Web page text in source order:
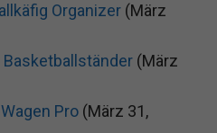
Organizer (März
Basketballständer (März
Pro (März 31,